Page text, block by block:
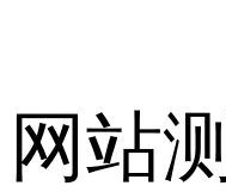
网站